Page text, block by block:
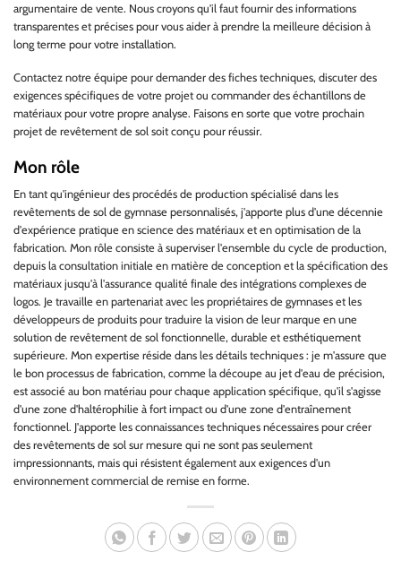
argumentaire de vente. Nous croyons qu'il faut fournir des informations
transparentes et précises pour vous aider à prendre la meilleure décision à
long terme pour votre installation.
Contactez notre équipe pour demander des fiches techniques, discuter des
exigences spécifiques de votre projet ou commander des échantillons de
matériaux pour votre propre analyse. Faisons en sorte que votre prochain
projet de revêtement de sol soit conçu pour réussir.
Mon rôle
En tant qu'ingénieur des procédés de production spécialisé dans les
revêtements de sol de gymnase personnalisés, j'apporte plus d'une décennie
d'expérience pratique en science des matériaux et en optimisation de la
fabrication. Mon rôle consiste à superviser l'ensemble du cycle de production,
depuis la consultation initiale en matière de conception et la spécification des
matériaux jusqu'à l'assurance qualité finale des intégrations complexes de
logos. Je travaille en partenariat avec les propriétaires de gymnases et les
développeurs de produits pour traduire la vision de leur marque en une
solution de revêtement de sol fonctionnelle, durable et esthétiquement
supérieure. Mon expertise réside dans les détails techniques : je m'assure que
le bon processus de fabrication, comme la découpe au jet d'eau de précision,
est associé au bon matériau pour chaque application spécifique, qu'il s'agisse
d'une zone d'haltérophilie à fort impact ou d'une zone d'entraînement
fonctionnel. J'apporte les connaissances techniques nécessaires pour créer
des revêtements de sol sur mesure qui ne sont pas seulement
impressionnants, mais qui résistent également aux exigences d'un
environnement commercial de remise en forme.